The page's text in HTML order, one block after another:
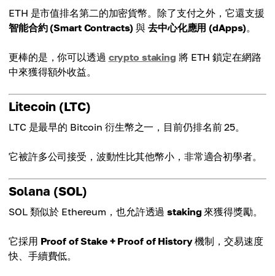
ETH 是市值排名第二的加密貨幣。除了支付之外，它還支援
智能合約 (Smart Contracts) 與去中心化應用 (dApps)。
更棒的是，你可以透過 crypto staking 將 ETH 鎖定在網路
中來獲得額外收益。
Litecoin (LTC)
LTC 是最早的 Bitcoin 衍生幣之一，目前仍排名前 25。
它被許多公司接受，波動性比其他幣小，非常適合初學者。
Solana (SOL)
SOL 類似於 Ethereum，也允許透過staking 來獲得獎勵。
它採用 Proof of Stake + Proof of History機制，交易速度
快、手續費低。